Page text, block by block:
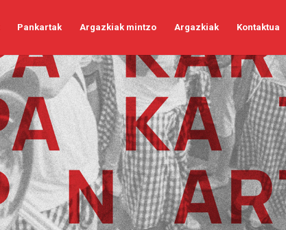
Pankartak Argazkiak mintzo Argazkiak Kontaktua